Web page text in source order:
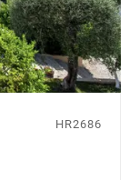
HR2686